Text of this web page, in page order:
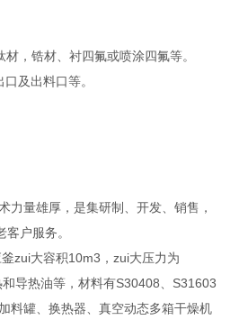
，锆材、衬四氟或喷涂四氟等。
及出料口等。
力量雄厚，是集研制、开发、销售，
户服务。
zui大容积10m3，zui大压力为
导热油等，材料有S30408、S31603
料罐、换热器、真空动态多箱干燥机